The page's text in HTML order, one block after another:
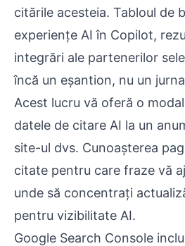
citările acesteia. Tabloul de
experiențe AI în Copilot,
integrări ale partenerilor
încă un eșantion, nu un
Acest lucru vă oferă o
datele de citare AI la un
site-ul dvs. Cunoașterea
citate pentru care fraze vă
unde să concentrați
pentru vizibilitate AI.
Google Search Console